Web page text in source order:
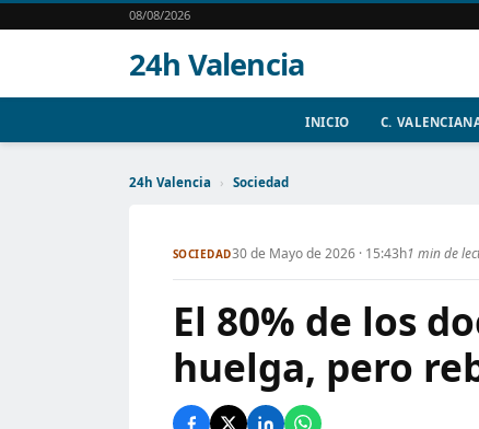
08/08/2026
24h Valencia
INICIO C.
24h Valencia › Sociedad
SOCIEDAD30 de Mayo de 2026 · 15:43h1 min de
El 80% de los
huelga, pero